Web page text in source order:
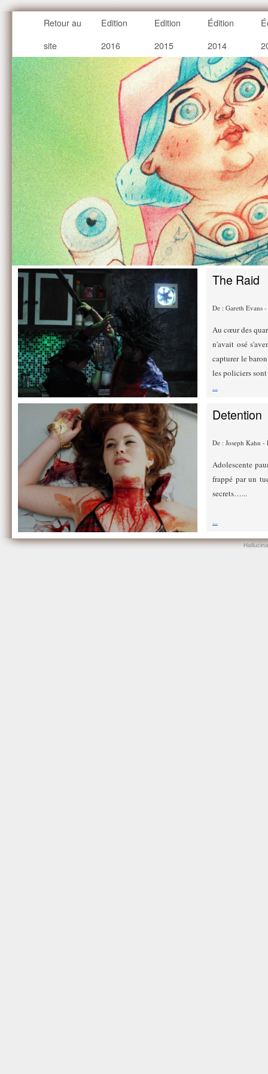
Retour au
site
Edition
2016
Edition
2015
Édition
2014
The Raid
De : Gareth Evans
Au cœur des
n'avait osé
capturer le
les policiers
...
Detention
De : Joseph Kahn
Adolescente
frappé par un
secrets…...
...